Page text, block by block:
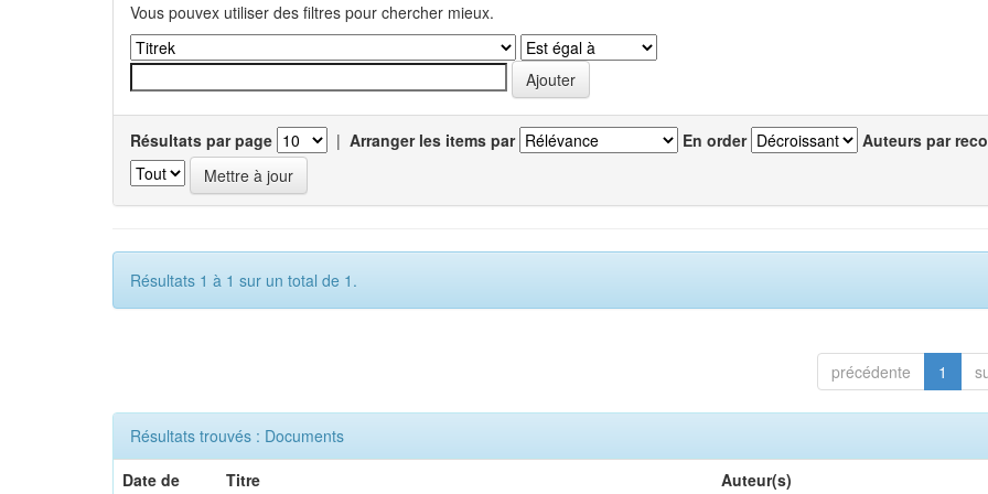
Vous pouvex utiliser des filtres pour chercher mieux.
Résultats par page | Arranger les items par En order Auteurs par
Résultats 1 à 1 sur un total de 1.
précédente 1
Résultats trouvés : Documents
Date de
Titre Auteur(s)